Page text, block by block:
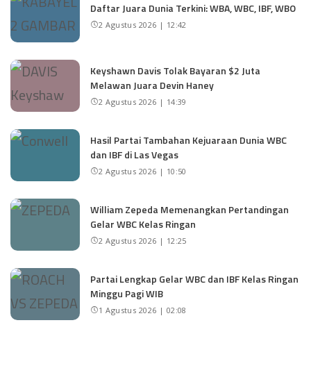
Daftar Juara Dunia Terkini: WBA, WBC, IBF, WBO
2 Agustus 2026 | 12:42
Keyshawn Davis Tolak Bayaran $2 Juta
Melawan Juara Devin Haney
2 Agustus 2026 | 14:39
Hasil Partai Tambahan Kejuaraan Dunia WBC
dan IBF di Las Vegas
2 Agustus 2026 | 10:50
William Zepeda Memenangkan Pertandingan
Gelar WBC Kelas Ringan
2 Agustus 2026 | 12:25
Partai Lengkap Gelar WBC dan IBF Kelas Ringan
Minggu Pagi WIB
1 Agustus 2026 | 02:08